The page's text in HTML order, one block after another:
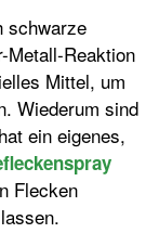
schwarze
Metall-Reaktion
Mittel, um
Wiederum sind
ein eigenes,
Flecken